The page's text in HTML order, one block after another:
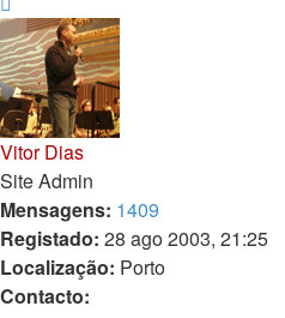
Vitor Dias
Site Admin
Mensagens: 1409
Registado: 28 ago 2003, 21:25
Localização: Porto
Contacto: